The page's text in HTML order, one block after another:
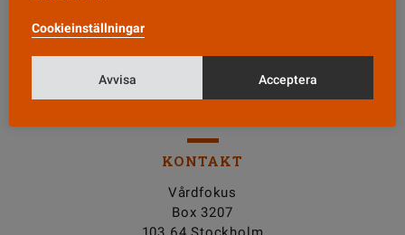
KONTAKT
Vårdfokus
Box 3207
Cookieinställningar
Avvisa Acceptera